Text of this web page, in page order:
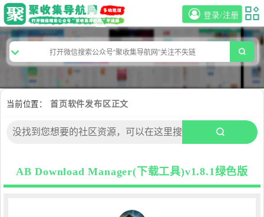
登录/注册
当前位置： 首页软件发布区正文
AB Download Manager(下载工具)v1.8.1绿色版